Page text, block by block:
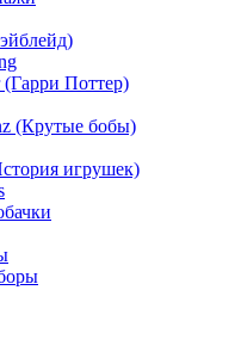
(Гарри Поттер)
(Крутые бобы)
игрушек)